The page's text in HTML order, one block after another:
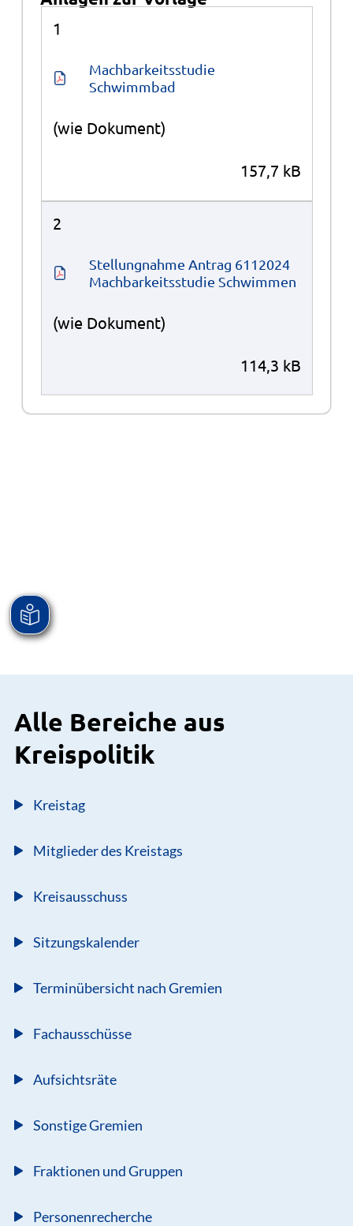
1
Machbarkeitsstudie
Schwimmbad
(wie Dokument)
157,7 kB
2
Stellungnahme Antrag 6112024
Machbarkeitsstudie Schwimmen
(wie Dokument)
114,3 kB
Alle Bereiche aus
Kreispolitik
Kreistag
Mitglieder des Kreistags
Kreisausschuss
Sitzungskalender
Terminübersicht nach Gremien
Fachausschüsse
Aufsichtsräte
Sonstige Gremien
Fraktionen und Gruppen
Personenrecherche